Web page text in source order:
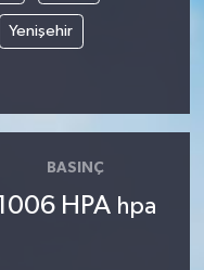
Yenişehir
BASINÇ
HPA hpa